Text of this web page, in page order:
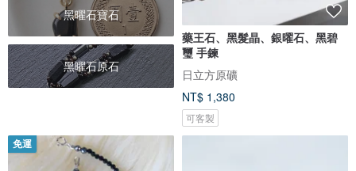
黑曜石寶石
黑曜石原石
藥王石、黑髮晶、銀曜石、黑碧
璽 手鍊
日立方原礦
NT$ 1,380
可客製
免運